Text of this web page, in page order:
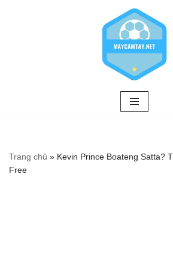
Trang chủ » Kevin Prince Boateng Satta?
Free